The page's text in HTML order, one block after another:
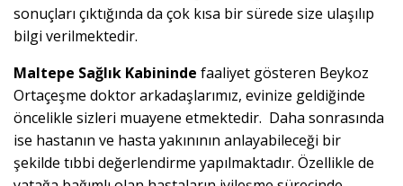
sonuçları çıktığında da çok kısa bir sürede size ulaşılıp
bilgi verilmektedir.
Maltepe Sağlık Kabininde faaliyet gösteren Beykoz
Ortaçeşme doktor arkadaşlarımız, evinize geldiğinde
öncelikle sizleri muayene etmektedir. Daha sonrasında
ise hastanın ve hasta yakınının anlayabileceği bir
şekilde tıbbi değerlendirme yapılmaktadır. Özellikle de